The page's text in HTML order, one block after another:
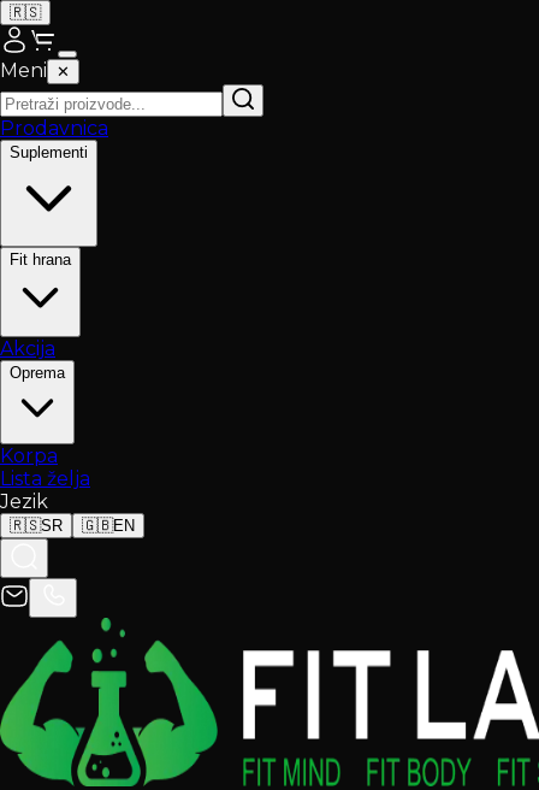
🇷🇸
Meni ✕
Prodavnica
Suplementi
Fit hrana
Akcija
Oprema
Korpa
Lista želja
Jezik
🇷🇸SR 🇬🇧EN